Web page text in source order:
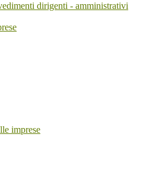
dirigenti - amministrativi
imprese